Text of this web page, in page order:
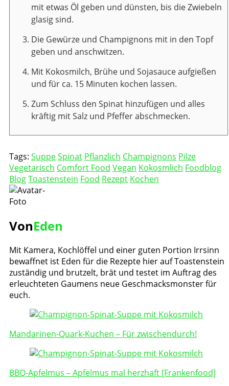
mit etwas Öl geben und dünsten, bis die Zwiebeln
glasig sind.
Die Gewürze und Champignons mit in den Topf
geben und anschwitzen.
Mit Kokosmilch, Brühe und Sojasauce aufgießen
und für ca. 15 Minuten kochen lassen.
Zum Schluss den Spinat hinzufügen und alles
kräftig mit Salz und Pfeffer abschmecken.
Tags: SuppeSpinat Pflanzlich Champignons Pilze
Vegetarisch Comfort Food Vegan Kokosmlich Foodblog
BlogToastenstein Food Rezept Kochen
VonEden
Mit Kamera, Kochlöffel und einer guten Portion Irrsinn
bewaffnet ist Eden für die Rezepte hier auf Toastenstein
zuständig und brutzelt, brät und testet im Auftrag des
erleuchteten Gaumens neue Geschmacksmonster für
euch.
Post
Navigation
Mandarinen-Quark-Kuchen – Für zwischendurch!
BBQ-Apfelmus – Apfelmus mal herzhaft [Frankenfood]